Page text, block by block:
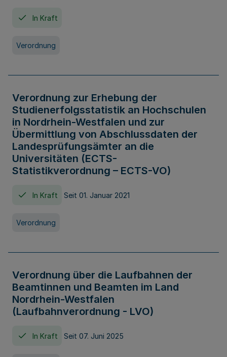
In Kraft
Verordnung
Verordnung zur Erhebung der
Studienerfolgsstatistik an Hochschulen
in Nordrhein-Westfalen und zur
Übermittlung von Abschlussdaten der
Landesprüfungsämter an die
Universitäten (ECTS-
Statistikverordnung – ECTS-VO)
In Kraft Seit 01. Januar 2021
Verordnung
Verordnung über die Laufbahnen der
Beamtinnen und Beamten im Land
Nordrhein-Westfalen
(Laufbahnverordnung - LVO)
In Kraft Seit 07. Juni 2025